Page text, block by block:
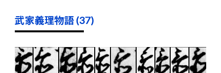
武家義理物語 (37)